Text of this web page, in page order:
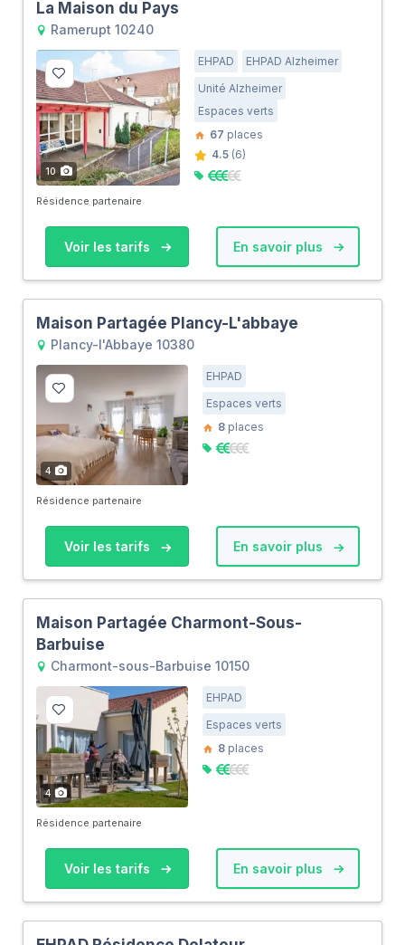
La Maison du Pays
Ramerupt 10240
10
EHPAD
EHPAD Alzheimer
Unité Alzheimer
Espaces verts
67 places
4.5 (6)
Résidence partenaire
Voir les tarifs En savoir plus
Maison Partagée Plancy-L'abbaye
Plancy-l'Abbaye 10380
4
EHPAD
Espaces verts
8 places
Résidence partenaire
Voir les tarifs En savoir plus
Maison Partagée Charmont-Sous-
Barbuise
Charmont-sous-Barbuise 10150
4
EHPAD
Espaces verts
8 places
Résidence partenaire
Voir les tarifs En savoir plus